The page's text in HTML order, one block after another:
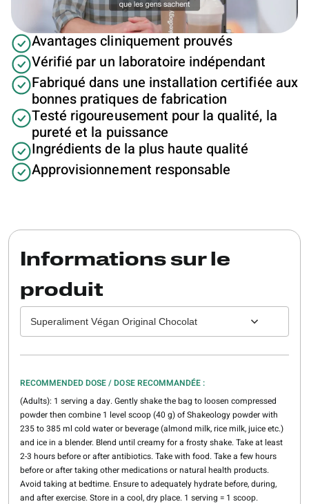
Avantages cliniquement prouvés
Vérifié par un laboratoire indépendant
Fabriqué dans une installation certifiée aux
bonnes pratiques de fabrication
Testé rigoureusement pour la qualité, la
pureté et la puissance
Ingrédients de la plus haute qualité
Approvisionnement responsable
Informations sur le
produit
Superaliment Végan Original Chocolat
RECOMMENDED DOSE / DOSE RECOMMANDÉE :
(Adults): 1 serving a day. Gently shake the bag to loosen compressed
powder then combine 1 level scoop (40 g) of Shakeology powder with
235 to 385 ml cold water or beverage (almond milk, rice milk, juice etc.)
and ice in a blender. Blend until creamy for a frosty shake. Take at least
2-3 hours before or after antibiotics. Take with food. Take a few hours
before or after taking other medications or natural health products.
Avoid taking at bedtime. Ensure to adequately hydrate before, during,
and after exercise. Store in a cool, dry place. 1 serving = 1 scoop.